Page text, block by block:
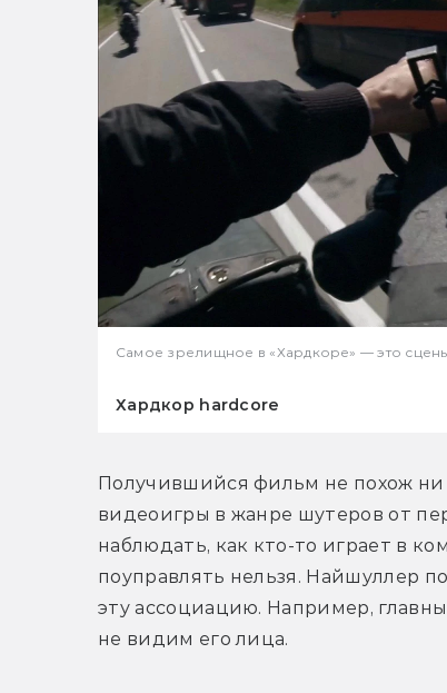
Самое зрелищное в «Хардкоре» — это
Хардкор hardcore
Получившийся фильм не похож ни
видеоигры в жанре шутеров от
наблюдать, как кто-то играет в
поуправлять нельзя. Найшуллер
эту ассоциацию. Например,
не видим его лица.